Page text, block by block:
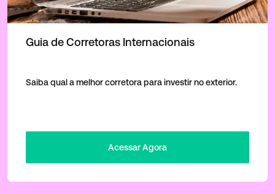
Guia de Corretoras Internacionais
Saiba qual a melhor corretora para investir no exterior.
Acessar Agora